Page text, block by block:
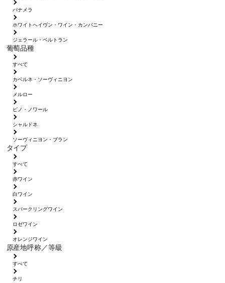
パナメラ
ホワイトへイヴン・ワイン・カンパニー
ジェラール・ベルトラン
葡萄品種
すべて
カベルネ・ソーヴィニヨン
メルロー
ピノ・ノワール
シャルドネ
ソーヴィニヨン・ブラン
タイプ
すべて
赤ワイン
白ワイン
スパークリングワイン
ロゼワイン
オレンジワイン
原産地呼称／等級
すべて
チリ